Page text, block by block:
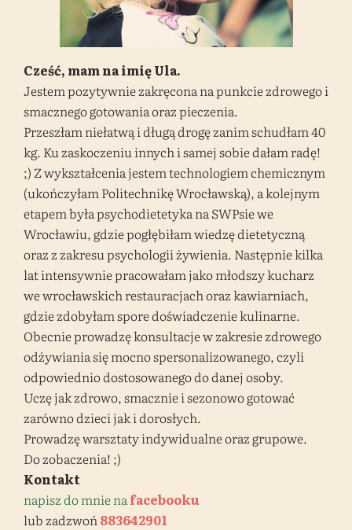
Cześć, mam na imię Ula.
Jestem pozytywnie zakręcona na punkcie zdrowego i
smacznego gotowania oraz pieczenia.
Przeszłam niełatwą i długą drogę zanim schudłam 40
kg. Ku zaskoczeniu innych i samej sobie dałam radę!
;) Z wykształcenia jestem technologiem chemicznym
(ukończyłam Politechnikę Wrocławską), a kolejnym
etapem była psychodietetyka na SWPsie we
Wrocławiu, gdzie pogłębiłam wiedzę dietetyczną
oraz z zakresu psychologii żywienia. Następnie kilka
lat intensywnie pracowałam jako młodszy kucharz
we wrocławskich restauracjach oraz kawiarniach,
gdzie zdobyłam spore doświadczenie kulinarne.
Obecnie prowadzę konsultacje w zakresie zdrowego
odżywiania się mocno spersonalizowanego, czyli
odpowiednio dostosowanego do danej osoby.
Uczę jak zdrowo, smacznie i sezonowo gotować
zarówno dzieci jak i dorosłych.
Prowadzę warsztaty indywidualne oraz grupowe.
Do zobaczenia! ;)
Kontakt
napisz do mnie nafacebooku
lub zadzwoń883642901